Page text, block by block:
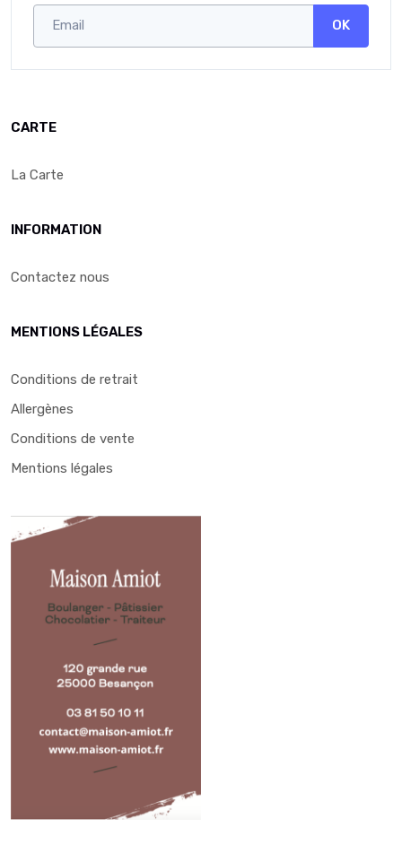
OK
CARTE
La Carte
INFORMATION
Contactez nous
MENTIONS LÉGALES
Conditions de retrait
Allergènes
Conditions de vente
Mentions légales